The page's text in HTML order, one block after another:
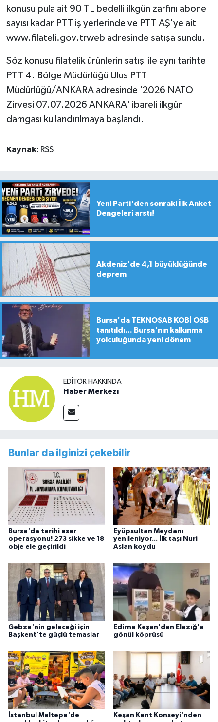
konusu pula ait 90 TL bedelli ilkgün zarfını abone
sayısı kadar PTT iş yerlerinde ve PTT AŞ'ye ait
www.filateli.gov.trweb adresinde satışa sundu.
Söz konusu filatelik ürünlerin satışı ile aynı tarihte
PTT 4. Bölge Müdürlüğü Ulus PTT
Müdürlüğü/ANKARA adresinde '2026 NATO
Zirvesi 07.07.2026 ANKARA' ibareli ilkgün
damgası kullandırılmaya başlandı.
Kaynak: RSS
Yeni Parti'den sonraki İlk Anket
Dengeleri arstı!
Akdeniz'de 4,1 büyüklüğünde
deprem
Bursa'da TEKNOSAB KOBİ OSB
tanıtıldı... Bursa'nın kalkınma
yolculuğunda yeni dönem
EDITÖR HAKKINDA
Haber Merkezi
Bunlar da ilginizi çekebilir
Bursa'da tarihi eser
operasyonu! 273 sikke ve 18
obje ele geçirildi
Eyüpsultan Meydanı
yenileniyor... İlk taşı Nuri
Aslan koydu
Gebze'nin geleceği için
Başkent'te güçlü temaslar
Edirne Keşan'dan Elazığ'a
gönül köprüsü
İstanbul Maltepe'de
Keşan Kent Konseyi'nden